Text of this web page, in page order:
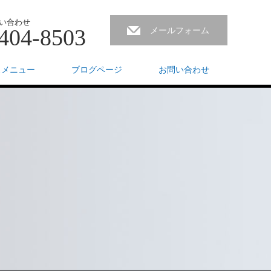
合わせ
8503 メールフォーム
ニュー ブログページ お問い合わせ